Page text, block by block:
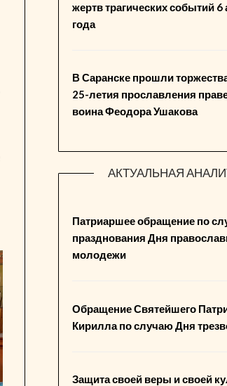
жертв трагических событий 6
года
В Саранске прошли
25-летия прославления
воина Феодора Ушакова
АКТУАЛЬНАЯ
Патриаршее обращение по
празднования Дня
молодежи
Обращение Святейшего
Кирилла по случаю Дня
Защита своей веры и своей